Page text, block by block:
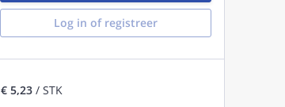
Log in of registreer
€ 5,23/ STK